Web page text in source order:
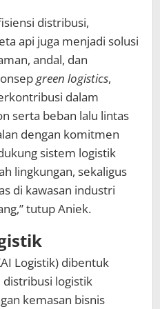
distribusi,
api juga menjadi solusi
andal, dan
green logistics,
dalam
serta beban lalu lintas
dengan komitmen
sistem logistik
lingkungan, sekaligus
di kawasan industri
tutup Aniek.
Logistik) dibentuk
logistik
kemasan bisnis